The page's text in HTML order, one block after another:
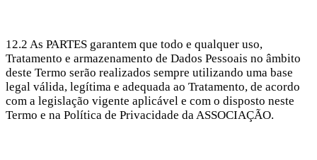
12.2 As PARTES garantem que todo e qualquer uso,
Tratamento e armazenamento de Dados Pessoais no âmbito
deste Termo serão realizados sempre utilizando uma base
legal válida, legítima e adequada ao Tratamento, de acordo
com a legislação vigente aplicável e com o disposto neste
Termo e na Política de Privacidade da ASSOCIAÇÃO.